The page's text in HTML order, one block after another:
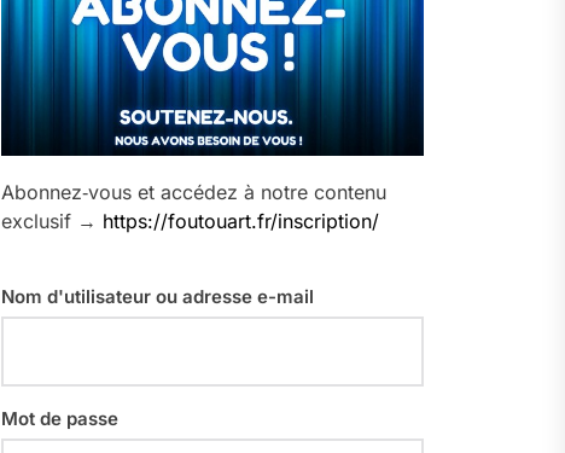
Abonnez‑vous et accédez à notre contenu
exclusif → https://foutouart.fr/inscription/
Nom d'utilisateur ou adresse e-mail
Mot de passe